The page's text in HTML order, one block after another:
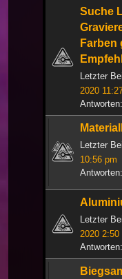
Suche
Farben
Letzter
2020
Antworten:
Letzter
10:56 pm
Antworten:
Letzter
2020 2:50
Antworten: